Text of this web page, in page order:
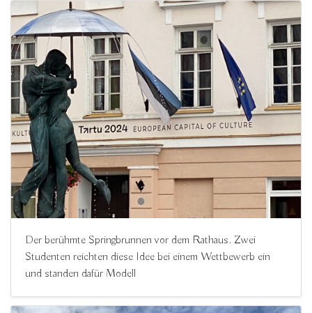
Der berühmte Springbrunnen vor dem Rathaus. Zwei
Studenten reichten diese Idee bei einem Wettbewerb ein
und standen dafür Modell